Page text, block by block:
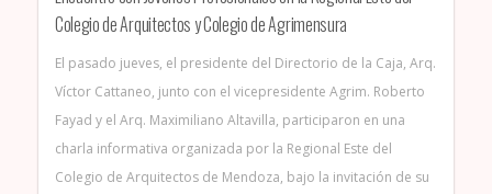
Colegio de Arquitectos y Colegio de Agrimensura
El pasado jueves, el presidente del Directorio de la Caja, Arq.
Víctor Cattaneo, junto con el vicepresidente Agrim. Roberto
Fayad y el Arq. Maximiliano Altavilla, participaron en una
charla informativa organizada por la Regional Este del
Colegio de Arquitectos de Mendoza, bajo la invitación de su